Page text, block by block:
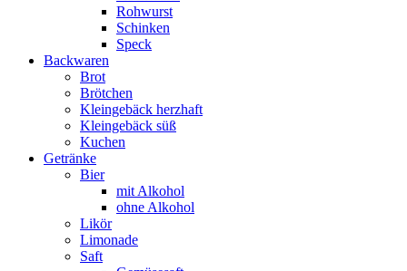
Rohwurst
Schinken
Speck
Backwaren
Brot
Brötchen
Kleingebäck herzhaft
Kleingebäck süß
Kuchen
Getränke
Bier
mit Alkohol
ohne Alkohol
Likör
Limonade
Saft